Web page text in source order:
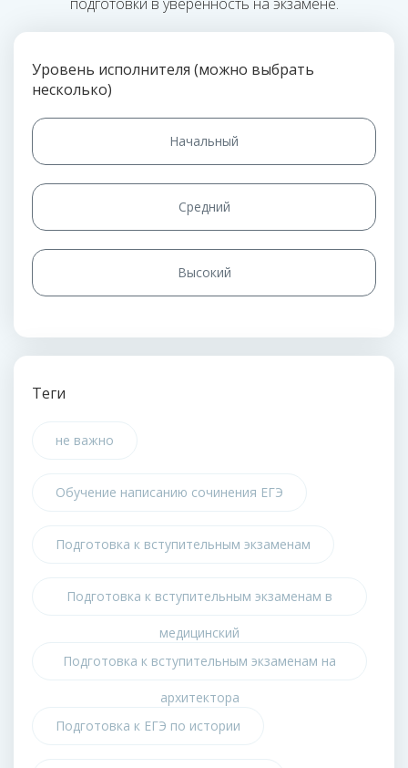
Уровень исполнителя (можно выбрать
несколько)
Начальный
Средний
Высокий
Теги
не важно
Обучение написанию сочинения ЕГЭ
Подготовка к вступительным экзаменам
Подготовка к вступительным экзаменам в
медицинский
Подготовка к вступительным экзаменам на
архитектора
Подготовка к ЕГЭ по истории